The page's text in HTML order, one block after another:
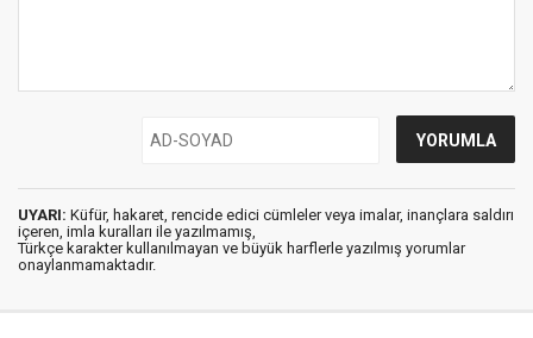
UYARI: Küfür, hakaret, rencide edici cümleler veya imalar, inançlara saldırı
içeren, imla kuralları ile yazılmamış,
Türkçe karakter kullanılmayan ve büyük harflerle yazılmış yorumlar
onaylanmamaktadır.